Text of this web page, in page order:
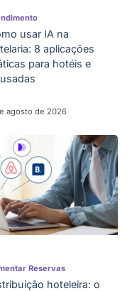
usar IA na
8 aplicações
para hotéis e
agosto de 2026
Reservas
hoteleira: o